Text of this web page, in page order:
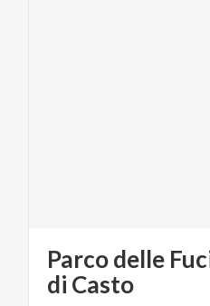
Parco delle
di Casto